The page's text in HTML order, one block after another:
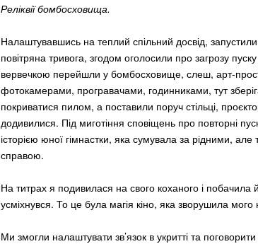
Реліквії бомбосховища.
Налаштувавшись на теплий спільний досвід,
повітряна тривога, згодом оголосили про загрозу
вервечкою перейшли у бомбосховище, слеш, арт-
фотокамерами, програвачами, годинниками, тут
покриватися пилом, а поставили поруч стільці,
додивилися. Під миготіння сповіщень про повторні
історією юної гімнастки, яка сумувала за рідними,
справою.
На титрах я подивилася на свого коханого і побачила
усміхнувся. То це була магія кіно, яка зворушила мого
Ми змогли налаштувати зв’язок в укритті та